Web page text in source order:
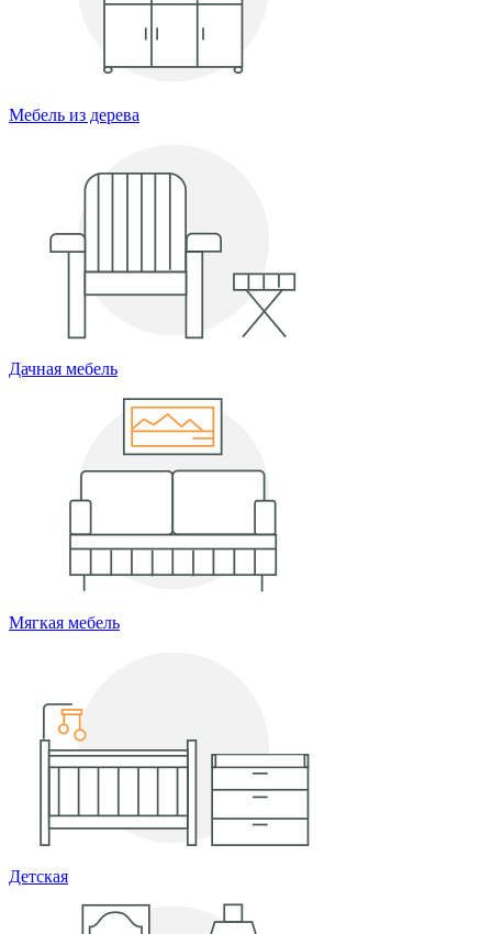
Мебель из дерева
Дачная мебель
Мягкая мебель
Детская